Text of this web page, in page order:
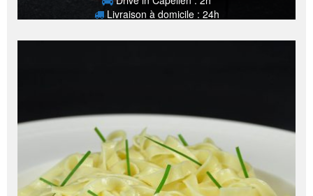
Livraison à domicile : 24h
5,60€